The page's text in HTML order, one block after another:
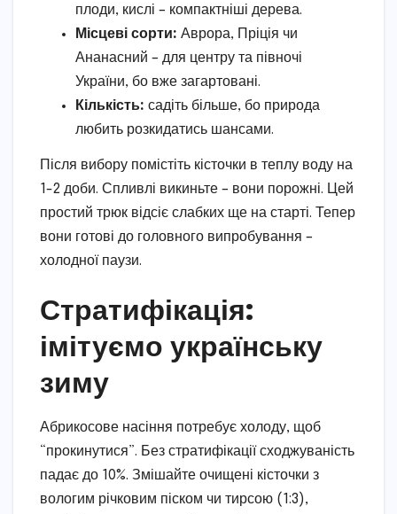
плоди, кислі – компактніші дерева.
Місцеві сорти: Аврора, Пріція чи
Ананасний – для центру та півночі
України, бо вже загартовані.
Кількість: садіть більше, бо природа
любить розкидатись шансами.
Після вибору помістіть кісточки в теплу воду на
1-2 доби. Спливлі викиньте – вони порожні. Цей
простий трюк відсіє слабких ще на старті. Тепер
вони готові до головного випробування –
холодної паузи.
Стратифікація:
імітуємо українську
зиму
Абрикосове насіння потребує холоду, щоб
“прокинутися”. Без стратифікації сходжуваність
падає до 10%. Змішайте очищені кісточки з
вологим річковим піском чи тирсою (1:3),